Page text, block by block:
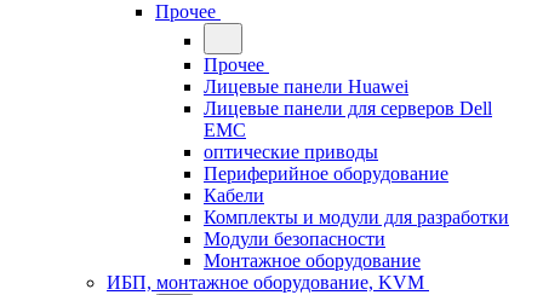
Прочее
Прочее
Лицевые панели Huawei
Лицевые панели для серверов Dell
EMC
оптические приводы
Периферийное оборудование
Кабели
Комплекты и модули для разработки
Модули безопасности
Монтажное оборудование
ИБП, монтажное оборудование, KVM